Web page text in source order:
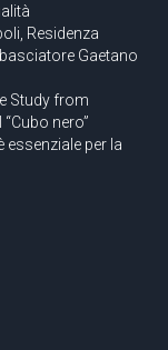
Residenza
Gaetano
Study from
nero”
essenziale per la